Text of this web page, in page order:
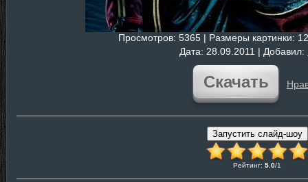
Просмотров: 5365 | Размеры картинки:
Дата: 28.09.2011 | Добавил:
Скачать
Рейтинг: 5.0/1